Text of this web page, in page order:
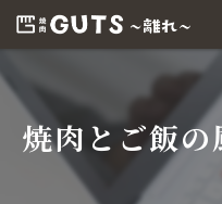
焼肉とご飯